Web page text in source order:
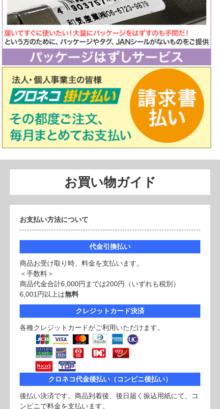
お買い物ガイド
お支払い方法について
代金引換払い
商品お受け取り時、料金を支払います。
＜手数料＞
商品代金合計6,000円までは200円（いずれも税別）
6,001円以上は無料
クレジットカード決済
各種クレジットカードがご利用いただけます。
クロネコ代金後払い（コンビニ後払い）
後払い決済です。商品到着後、後日届く振込用紙にて、コ
ンビニで料金を支払います。